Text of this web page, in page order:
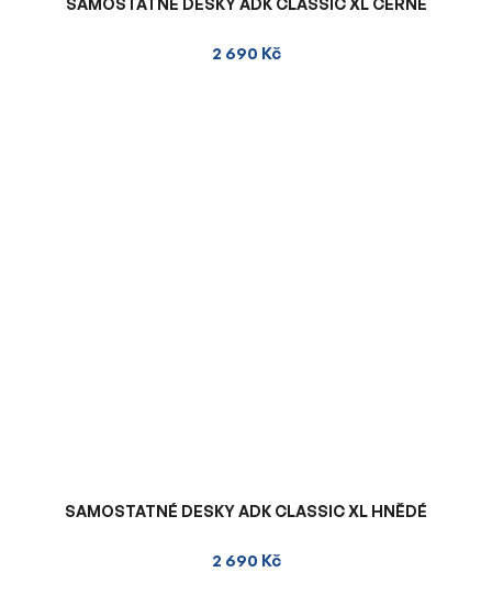
2 690 Kč
SAMOSTATNÉ DESKY ADK CLASSIC XL HNĚDÉ
2 690 Kč